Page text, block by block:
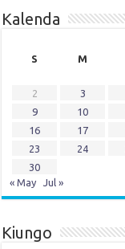
Kalenda
S
M
2
3
9
10
16
17
23
24
30
« May
Jul »
Kiungo